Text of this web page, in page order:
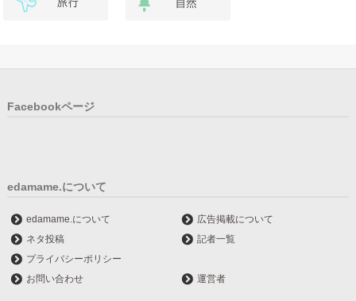
Facebookページ
edamame.について
edamame.について
広告掲載について
ネタ投稿
記者一覧
プライバシーポリシー
お問い合わせ
運営者